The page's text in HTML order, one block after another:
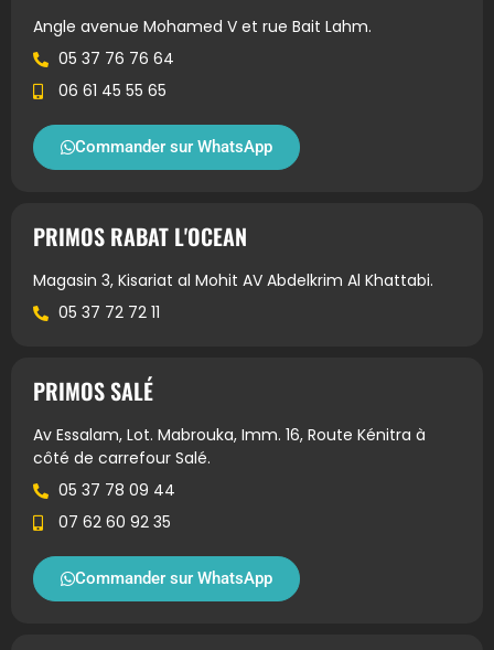
Angle avenue Mohamed V et rue Bait Lahm.
05 37 76 76 64
06 61 45 55 65
Commander sur WhatsApp
PRIMOS RABAT L'OCEAN
Magasin 3, Kisariat al Mohit AV Abdelkrim Al Khattabi.
05 37 72 72 11
PRIMOS SALÉ
Av Essalam, Lot. Mabrouka, Imm. 16, Route Kénitra à
côté de carrefour Salé.
05 37 78 09 44
07 62 60 92 35
Commander sur WhatsApp